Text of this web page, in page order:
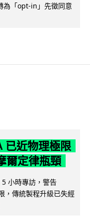
為「opt-in」先徵同意
已近物理極限
爾定律瓶頸
小時專訪，警告
，傳統製程升級已失經